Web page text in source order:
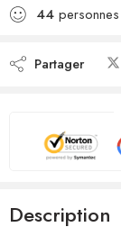
44
Partager
Description